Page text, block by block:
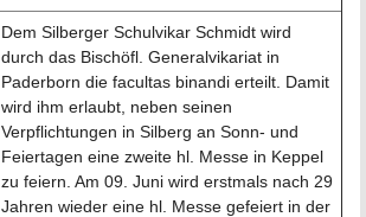
Dem Silberger Schulvikar Schmidt wird
durch das Bischöfl. Generalvikariat in
Paderborn die facultas binandi erteilt. Damit
wird ihm erlaubt, neben seinen
Verpflichtungen in Silberg an Sonn- und
Feiertagen eine zweite hl. Messe in Keppel
zu feiern. Am 09. Juni wird erstmals nach 29
Jahren wieder eine hl. Messe gefeiert in der